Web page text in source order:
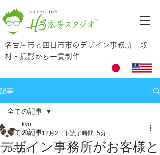
名古屋市と四日市市のデザイン事務所｜取
材・撮影から一貫制作
記事
全ての記事
Design
全ての記事
デザイン事務所がお客様と
kyo
2023年12月21日 読了時間: 5分